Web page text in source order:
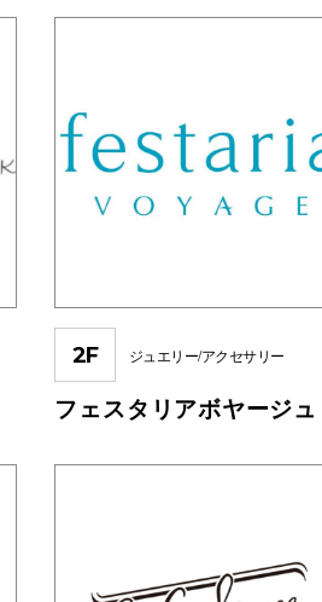
2F ジュエリー/アクセサリー
フェスタリアボヤージュ